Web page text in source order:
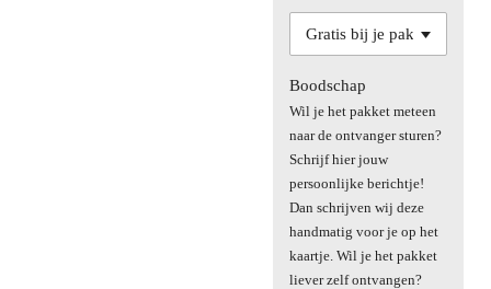
Boodschap
Wil je het pakket meteen
naar de ontvanger sturen?
Schrijf hier jouw
persoonlijke berichtje!
Dan schrijven wij deze
handmatig voor je op het
kaartje. Wil je het pakket
liever zelf ontvangen?